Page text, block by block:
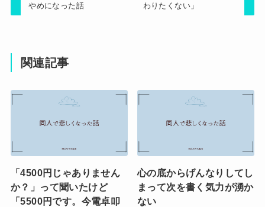
やめになった話
わりたくない」
関連記事
「4500円じゃありません
か？」って聞いたけど
「5500円です。今電卓叩
心の底からげんなりしてし
まって次を書く気力が湧か
ない